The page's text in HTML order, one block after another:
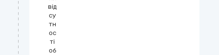
від
су
тн
ос
ті
об